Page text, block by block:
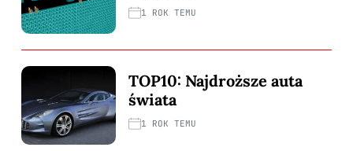
1 ROK TEMU
TOP10: Najdroższe auta
świata
1 ROK TEMU